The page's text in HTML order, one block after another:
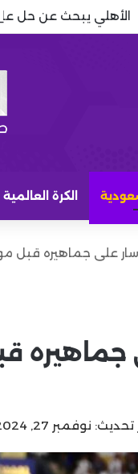
الأهلي يبحث عن حل
الكرة العالمية
سار على جماهيره
نوفمبر 27, 2024